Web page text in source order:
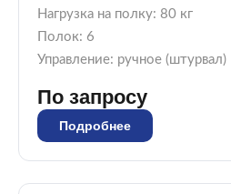
Нагрузка на полку: 80 кг
Полок: 6
Управление: ручное (штурвал)
По запросу
Подробнее